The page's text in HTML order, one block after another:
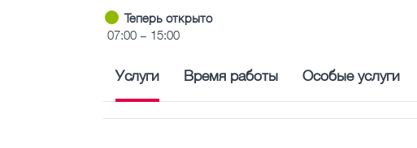
Теперь открыто
07:00 – 15:00
Услуги Время работы Особые услуги